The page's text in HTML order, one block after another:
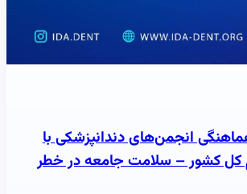
انجمن‌های دندانپزشکی با
کل کشور – سلامت جامعه در خطر